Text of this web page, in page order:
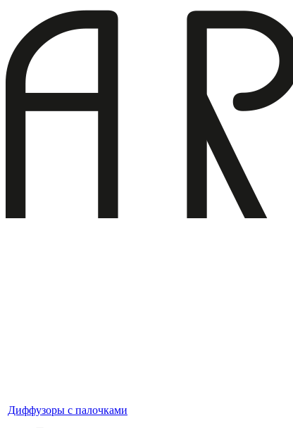
Диффузоры с палочками